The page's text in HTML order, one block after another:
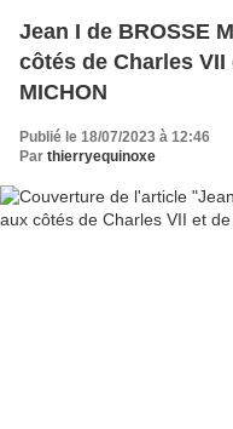
Jean I de BROSSE
côtés de Charles
MICHON
Publié le 18/07/2023 à 12:46
Par thierryequinoxe